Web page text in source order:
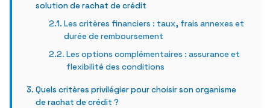
solution de rachat de crédit
Les critères financiers : taux, frais annexes et
durée de remboursement
Les options complémentaires : assurance et
flexibilité des conditions
Quels critères privilégier pour choisir son organisme
de rachat de crédit ?